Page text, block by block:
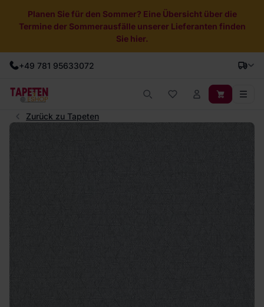
Planen Sie für den Sommer? Eine Übersicht über die
Termine der Sommerausfälle unserer Lieferanten finden
Sie hier.
+49 781 95633072
Zurück zu Tapeten